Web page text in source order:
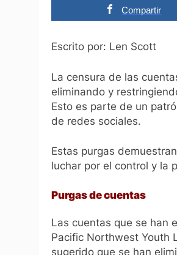
Compartir
Escrito por: Len Scott
La censura de las
eliminando y
Esto es parte de un
de redes sociales.
Estas purgas
luchar por el control y la
Purgas de cuentas
Las cuentas que se han
Pacific Northwest Youth
sugerido que se han